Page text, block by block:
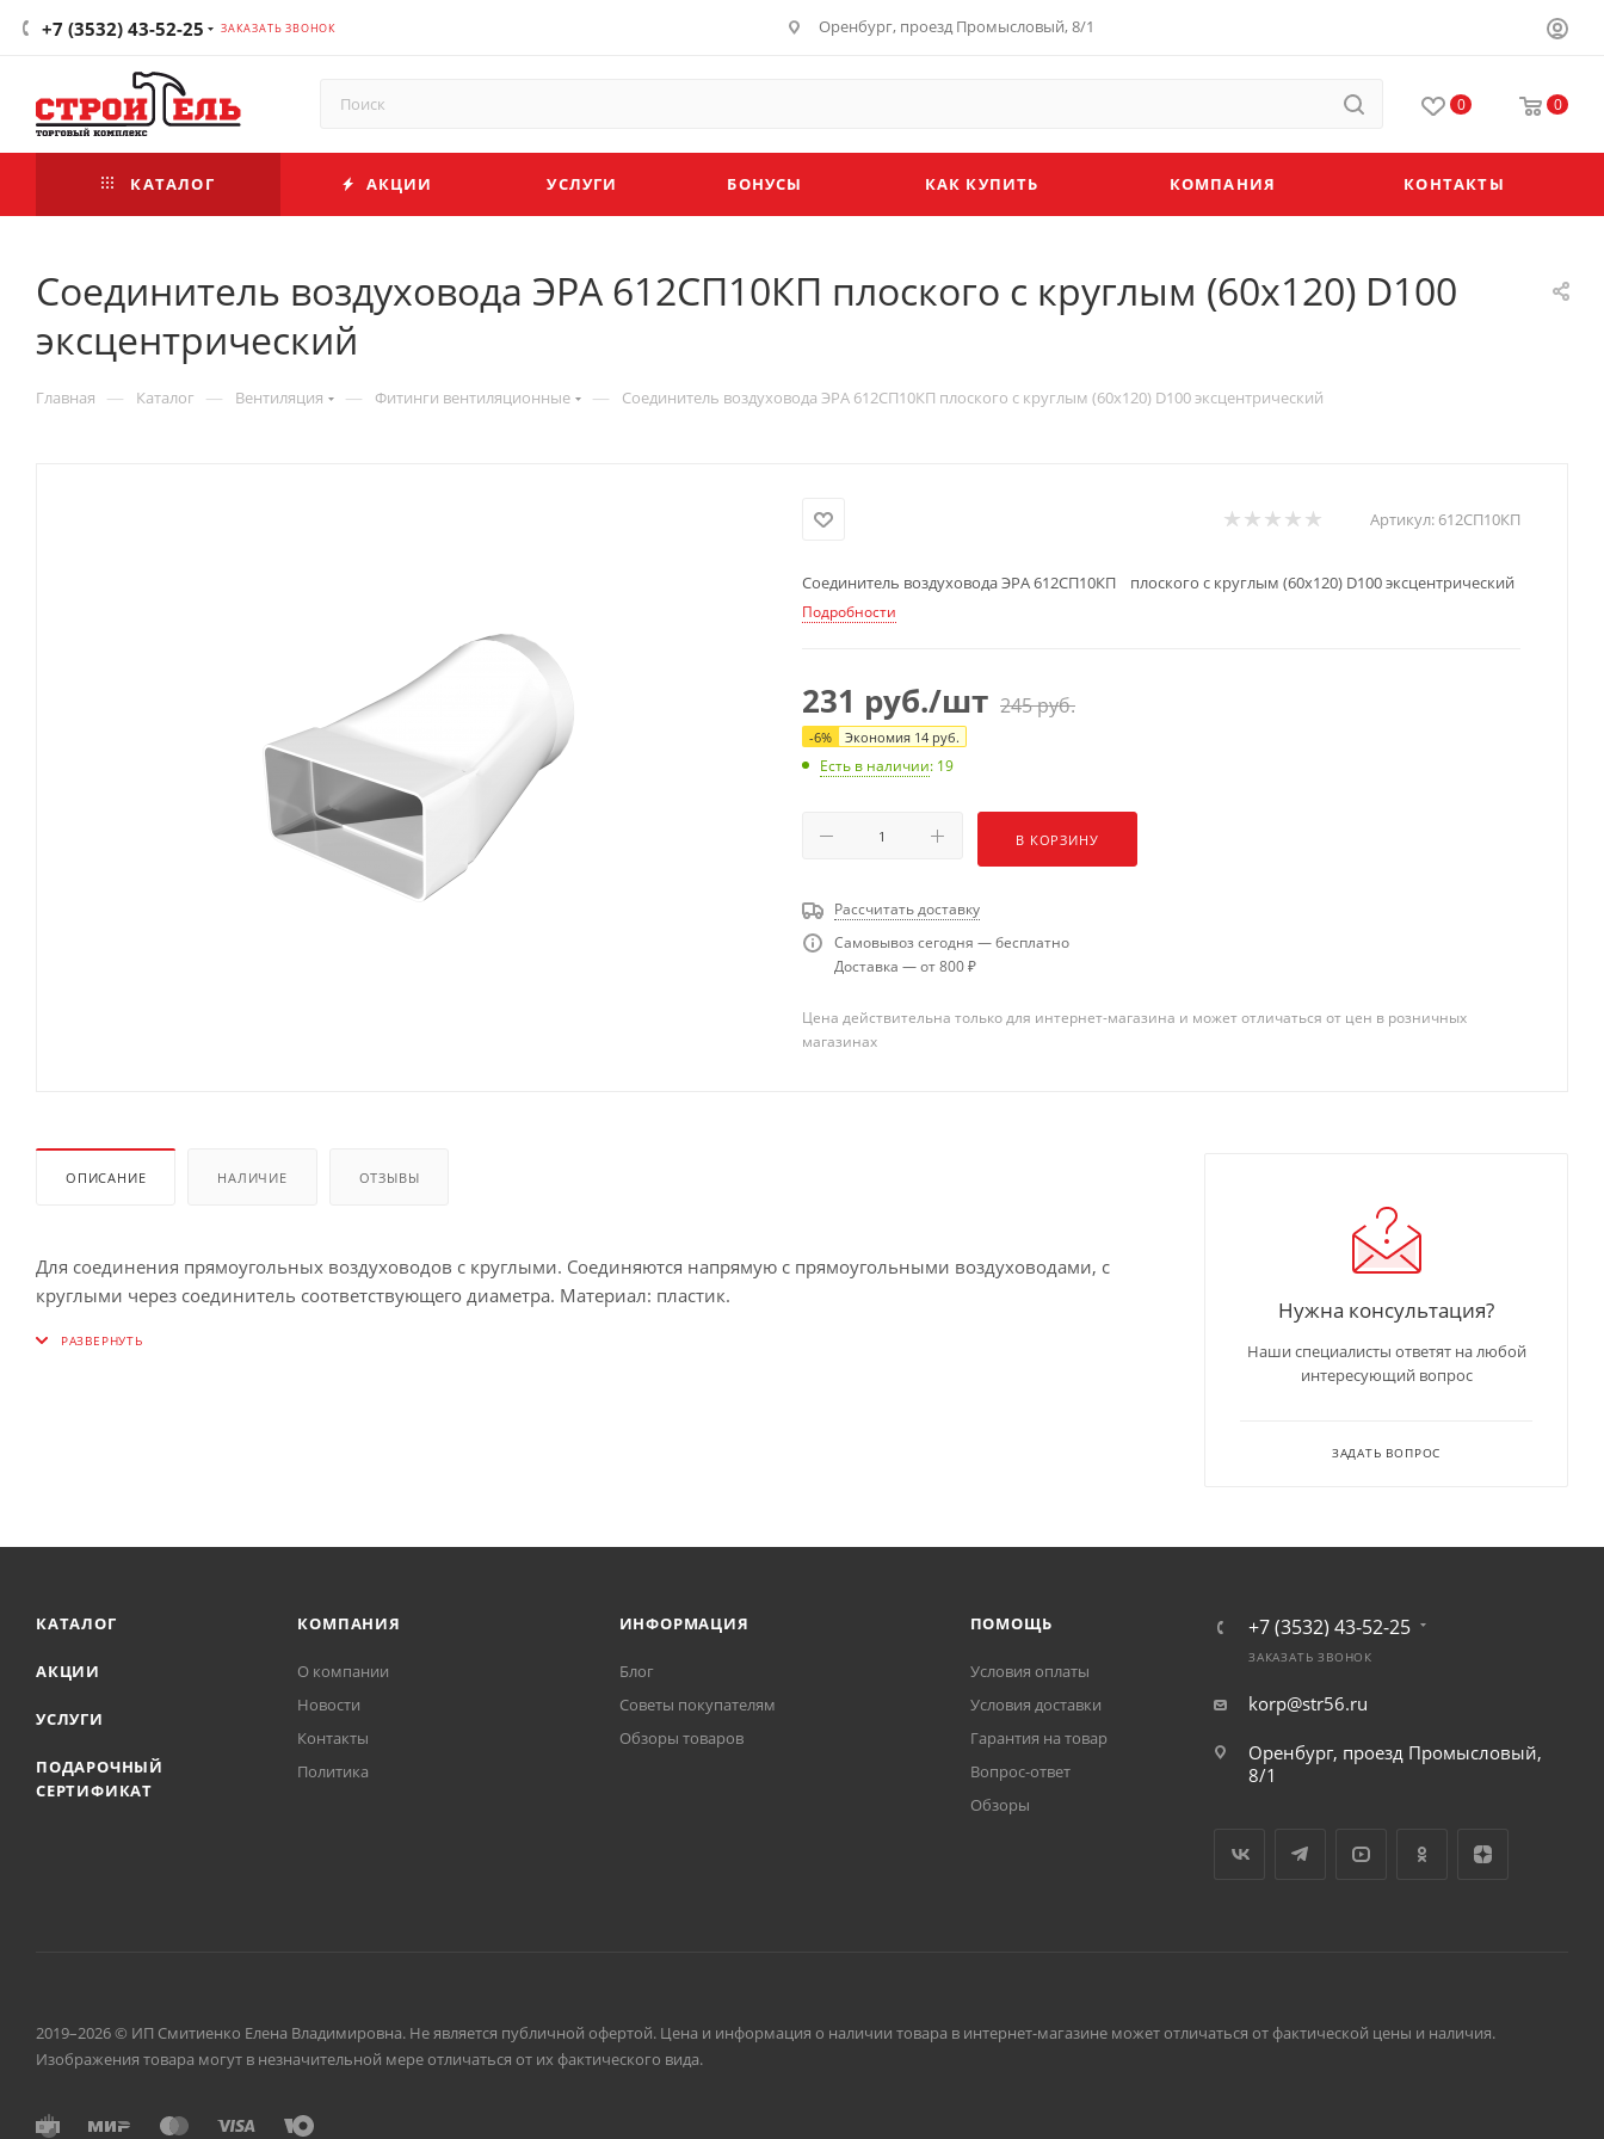
+7 (3532) 43-52-25 ЗАКАЗАТЬ ЗВОНОК Оренбург, проезд Промысловый, 8/1
0 0
КАТАЛОГ АКЦИИ УСЛУГИ БОНУСЫ КАК КУПИТЬ КОМПАНИЯ КОНТАКТЫ
Соединитель воздуховода ЭРА 612СП10КП плоского с круглым (60х120) D100
эксцентрический
Главная — Каталог — Вентиляция — Фитинги вентиляционные — Соединитель воздуховода ЭРА 612СП10КП плоского с круглым (60х120) D100 эксцентрический
Артикул: 612СП10КП
Соединитель воздуховода ЭРА 612СП10КП плоского с круглым (60х120) D100 эксцентрический
Подробности
231 руб./шт 245руб.
-6% Экономия 14 руб.
Есть в наличии: 19
В КОРЗИНУ
Рассчитать доставку
Самовывоз сегодня — бесплатно
Доставка — от 800 ₽
Цена действительна только для интернет-магазина и может отличаться от цен в розничных
магазинах
ОПИСАНИЕ НАЛИЧИЕ ОТЗЫВЫ
Для соединения прямоугольных воздуховодов с круглыми. Соединяются напрямую с прямоугольными воздуховодами, с
круглыми через соединитель соответствующего диаметра. Материал: пластик.
Нужна консультация?
Наши специалисты ответят на любой
интересующий вопрос
ЗАДАТЬ ВОПРОС
КАТАЛОГ
АКЦИИ
УСЛУГИ
ПОДАРОЧНЫЙ
СЕРТИФИКАТ
КОМПАНИЯ
О компании
Новости
Контакты
Политика
ИНФОРМАЦИЯ
Блог
Советы покупателям
Обзоры товаров
ПОМОЩЬ
Условия оплаты
Условия доставки
Гарантия на товар
Вопрос-ответ
Обзоры
+7 (3532) 43-52-25
ЗАКАЗАТЬ ЗВОНОК
korp@str56.ru
Оренбург, проезд Промысловый,
8/1
2019–2026 © ИП Смитиенко Елена Владимировна. Не является публичной офертой. Цена и информация о наличии товара в интернет-магазине может отличаться от фактической цены и наличия.
Изображения товара могут в незначительной мере отличаться от их фактического вида.